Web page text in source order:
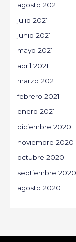
agosto 2021
julio 2021
junio 2021
mayo 2021
abril 2021
marzo 2021
febrero 2021
enero 2021
diciembre 2020
noviembre 2020
octubre 2020
septiembre 2020
agosto 2020